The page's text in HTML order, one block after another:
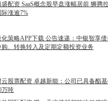
盛配资 SaaS概念股早盘涨幅居前 狮腾
际涨逾7%
化策略APP下载 公告速递：中银智享
购、转换转入及定期定额投资业务
云股票配资 卓越新能：公司已具备酯
万吨